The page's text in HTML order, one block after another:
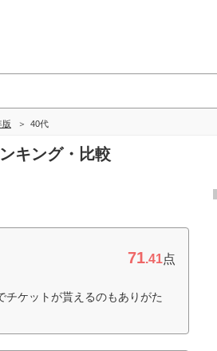
版 40代
キング・比較
71.41点
ケットが貰えるのもありがた